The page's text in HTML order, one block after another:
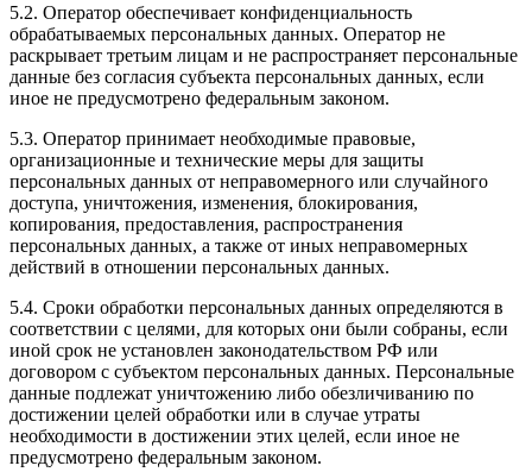
5.2. Оператор обеспечивает конфиденциальность
обрабатываемых персональных данных. Оператор не
раскрывает третьим лицам и не распространяет персональные
данные без согласия субъекта персональных данных, если
иное не предусмотрено федеральным законом.
5.3. Оператор принимает необходимые правовые,
организационные и технические меры для защиты
персональных данных от неправомерного или случайного
доступа, уничтожения, изменения, блокирования,
копирования, предоставления, распространения
персональных данных, а также от иных неправомерных
действий в отношении персональных данных.
5.4. Сроки обработки персональных данных определяются в
соответствии с целями, для которых они были собраны, если
иной срок не установлен законодательством РФ или
договором с субъектом персональных данных. Персональные
данные подлежат уничтожению либо обезличиванию по
достижении целей обработки или в случае утраты
необходимости в достижении этих целей, если иное не
предусмотрено федеральным законом.